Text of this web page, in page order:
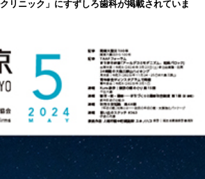
リニック」にすずしろ歯科が掲載されていま